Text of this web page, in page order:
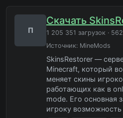
П
Скачать
1 205 351 загрузок ·
Источник: MineMods
SkinsRestorer —
Minecraft, который
меняет скины
работающих как в
mode. Его основная
игроку